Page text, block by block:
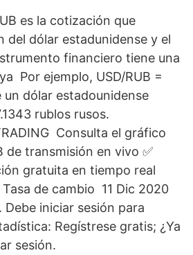
es la cotización que
del dólar estadunidense y el
financiero tiene una
Por ejemplo, USD/RUB =
un dólar estadounidense
rublos rusos.
Consulta el gráfico
de transmisión en vivo ✅️
gratuita en tiempo real
Tasa de cambio 11 Dic 2020
iniciar sesión para
Regístrese gratis; ¿Ya
sesión.